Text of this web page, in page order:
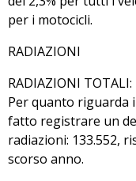
per i motocicli.
RADIAZIONI
RADIAZIONI TOTALI:
Per quanto riguarda
fatto registrare un
radiazioni: 133.552,
scorso anno.